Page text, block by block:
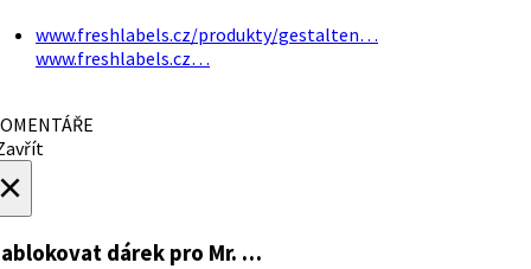
www.freshlabels.cz/produkty/gestalten…
www.freshlabels.cz…
dárek pro Mr. …